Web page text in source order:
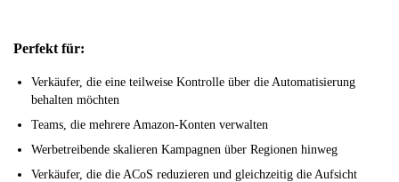
Perfekt für:
Verkäufer, die eine teilweise Kontrolle über die Automatisierung
behalten möchten
Teams, die mehrere Amazon-Konten verwalten
Werbetreibende skalieren Kampagnen über Regionen hinweg
Verkäufer, die die ACoS reduzieren und gleichzeitig die Aufsicht